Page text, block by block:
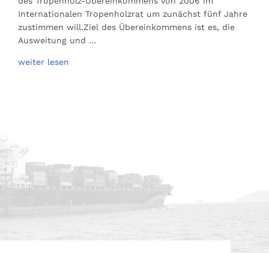
Internationalen Tropenholzrat um zunächst fünf Jahre
zustimmen will.Ziel des Übereinkommens ist es, die
Ausweitung und …
weiter lesen